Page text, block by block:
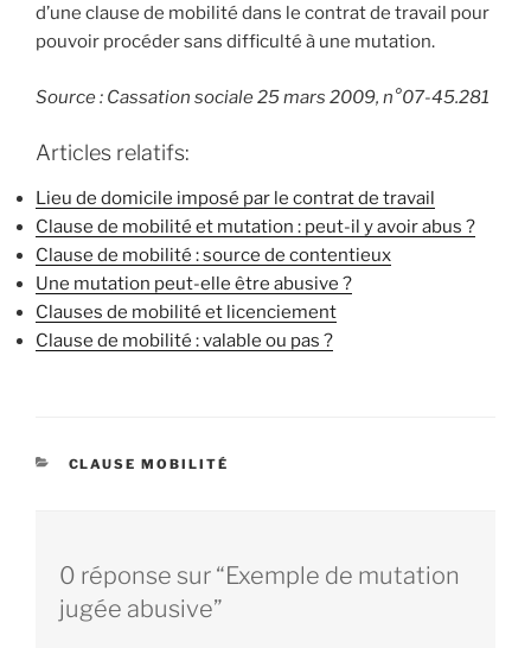
d’une clause de mobilité dans le contrat de travail pour
pouvoir procéder sans difficulté à une mutation.
Source : Cassation sociale 25 mars 2009, n°07-45.281
Articles relatifs:
Lieu de domicile imposé par le contrat de travail
Clause de mobilité et mutation : peut-il y avoir abus ?
Clause de mobilité : source de contentieux
Une mutation peut-elle être abusive ?
Clauses de mobilité et licenciement
Clause de mobilité : valable ou pas ?
CATÉGORIES
CLAUSE MOBILITÉ
0 réponse sur “Exemple de mutation
jugée abusive”